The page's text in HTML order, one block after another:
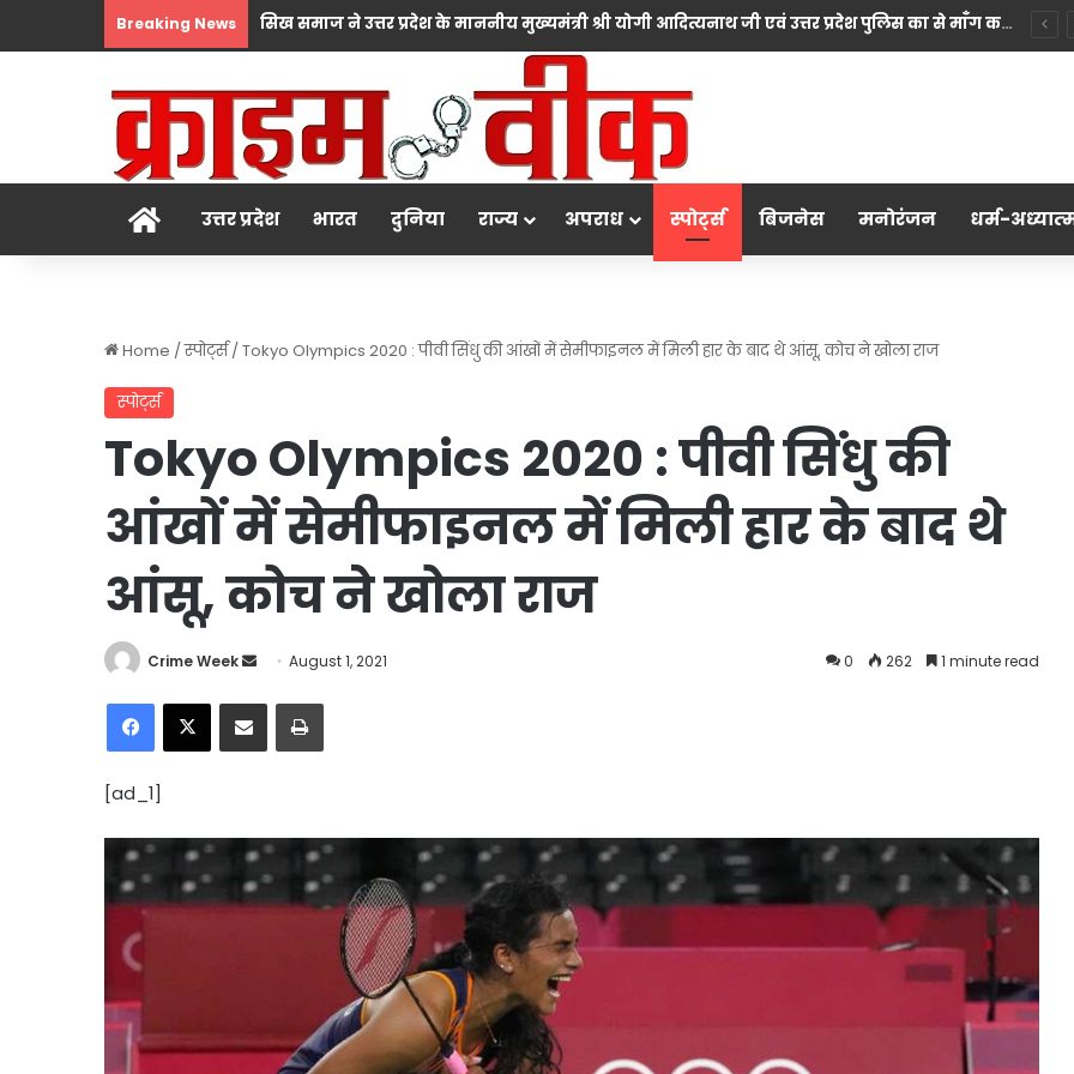
Breaking News सिख समाज ने उत्तर प्रदेश के माननीय मुख्यमंत्री श्री योगी आदित्यनाथ जी एवं उत्तर प्रदेश पुलिस का से माँग करते हुए कहा कि प्रदेश सरकार सदैव सभी धर्मों की भावनाओं का सम्मान करते हुए न्याय सुनिश्चित करने के लिए प्रतिबद्ध है।
होम उत्तर प्रदेश भारत दुनिया राज्य अपराध स्पोर्ट्स बिजनेस मनोरंजन धर्म-
Home /स्पोर्ट्स /Tokyo Olympics 2020 : पीवी सिंधु की आंखों में सेमीफाइनल में मिली हार के बाद थे आंसू, कोच ने खोला राज
स्पोर्ट्स
Tokyo Olympics 2020 : पीवी सिंधु की
आंखों में सेमीफाइनल में मिली हार के बाद थे
आंसू, कोच ने खोला राज
Crime Week
Send
email
August 1, 2021 0 262 1 minute read
Facebook
X Share via Email Print
[ad_1]